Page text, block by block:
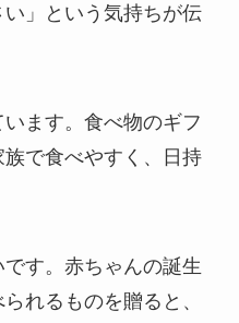
」という気持ちが伝
ます。食べ物のギフ
族で食べやすく、日持
す。赤ちゃんの誕生
れるものを贈ると、